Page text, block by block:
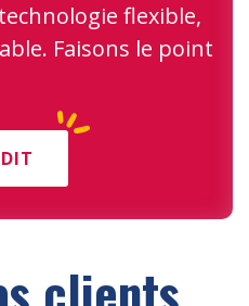
flexible,
Faisons le point